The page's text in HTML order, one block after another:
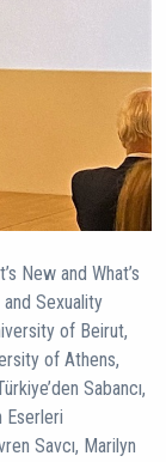
New and What’s
and Sexuality
of Beirut,
of Athens,
Sabancı,
Eserleri
Savcı, Marilyn